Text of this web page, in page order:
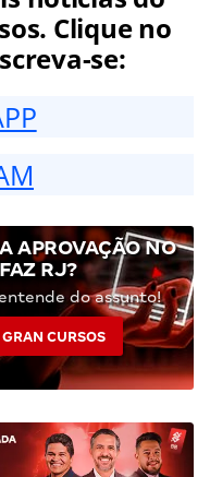
Clique no
se:
APROVAÇÃO NO
RJ?
do assunto!
CURSOS